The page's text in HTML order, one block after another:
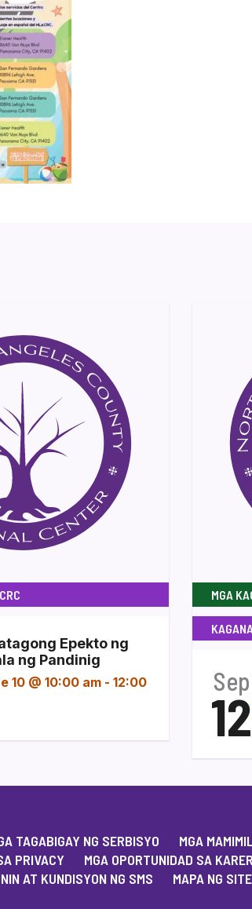
Epekto ng
ng Pandinig
10 @ 10:00 am - 12:00
MGA
Sep
12
TAGABIGAY NG SERBISYO
MGA
PRIVACY
MGA OPORTUNIDAD SA
AT KUNDISYON NG SMS
MAPA NG SITE